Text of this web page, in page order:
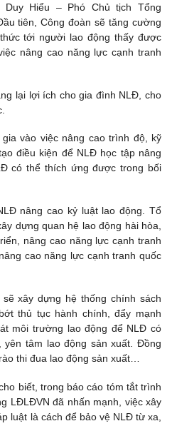
Hiểu – Phó Chủ tịch Tổng
tiên, Công đoàn sẽ tăng cường
tới người lao động thấy được
nâng cao năng lực cạnh tranh
lại lợi ích cho gia đình NLĐ, cho
vào việc nâng cao trình độ, kỹ
điều kiện để NLĐ học tập nâng
có thể thích ứng được trong bối
nâng cao kỷ luật lao động. Tổ
dựng quan hệ lao động hài hòa,
nâng cao năng lực cạnh tranh
cao năng lực cạnh tranh quốc
xây dựng hệ thống chính sách
thủ tục hành chính, đẩy mạnh
môi trường lao động để NLĐ có
tâm lao động sản xuất. Đồng
thi đua lao động sản xuất…
biết, trong báo cáo tóm tắt trình
LĐLĐVN đã nhấn mạnh, việc xây
luật là cách để bảo vệ NLĐ từ xa,